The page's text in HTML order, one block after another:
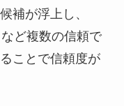
補が浮上し、
ど複数の信頼で
ことで信頼度が